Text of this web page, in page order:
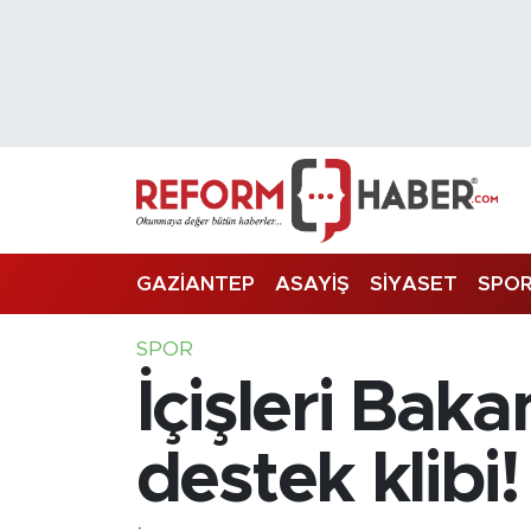
GAZİANTEP ASAYİŞ SİYASET SPOR
SPOR
İçişleri
destek klibi!
Trafik Durumu
Süper Lig Puan Durumu ve Fikstür
Son Dakika Haberleri
Haber Arşivi